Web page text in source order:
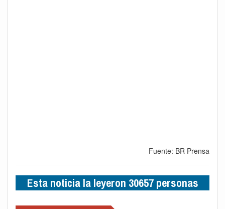
Fuente: BR Prensa
Esta noticia la leyeron 30657 personas